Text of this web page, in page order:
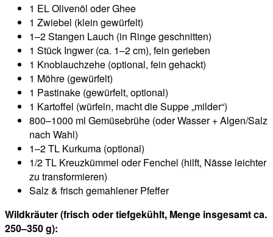
1 EL Olivenöl oder Ghee
1 Zwiebel (klein gewürfelt)
1–2 Stangen Lauch (in Ringe geschnitten)
1 Stück Ingwer (ca. 1–2 cm), fein gerieben
1 Knoblauchzehe (optional, fein gehackt)
1 Möhre (gewürfelt)
1 Pastinake (gewürfelt, optional)
1 Kartoffel (würfeln, macht die Suppe „milder“)
800–1000 ml Gemüsebrühe (oder Wasser + Algen/Salz
nach Wahl)
1–2 TL Kurkuma (optional)
1/2 TL Kreuzkümmel oder Fenchel (hilft, Nässe leichter
zu transformieren)
Salz & frisch gemahlener Pfeffer
Wildkräuter (frisch oder tiefgekühlt, Menge insgesamt ca.
250–350 g):